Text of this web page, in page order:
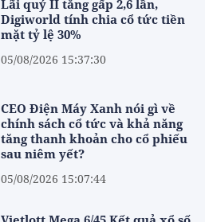
Lãi quý II tăng gấp 2,6 lần,
Digiworld tính chia cổ tức tiền
mặt tỷ lệ 30%
05/08/2026 15:37:30
CEO Điện Máy Xanh nói gì về
chính sách cổ tức và khả năng
tăng thanh khoản cho cổ phiếu
sau niêm yết?
05/08/2026 15:07:44